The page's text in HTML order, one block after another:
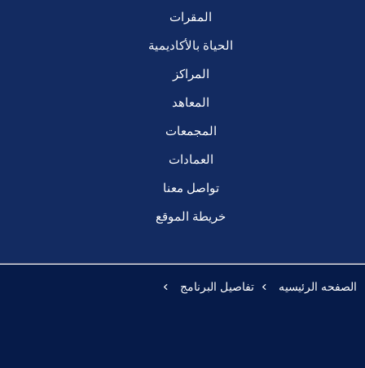
المقرات
الحياة بالأكاديمية
المراكز
المعاهد
المجمعات
العمادات
تواصل معنا
خريطة الموقع
الصفحه الرئيسيه تفاصيل البرنامج